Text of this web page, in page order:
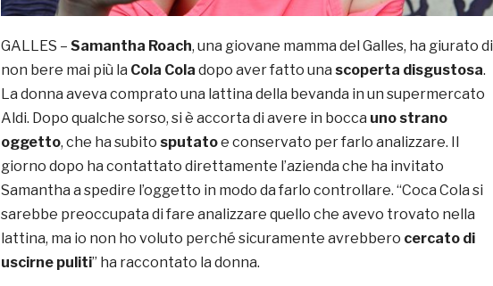
GALLES – Samantha Roach, una giovane mamma del Galles, ha giurato di
non bere mai più la Cola Cola dopo aver fatto una scoperta disgustosa.
La donna aveva comprato una lattina della bevanda in un supermercato
Aldi. Dopo qualche sorso, si è accorta di avere in bocca uno strano
oggetto, che ha subito sputatoe conservato per farlo analizzare. Il
giorno dopo ha contattato direttamente l’azienda che ha invitato
Samantha a spedire l’oggetto in modo da farlo controllare. “Coca Cola si
sarebbe preoccupata di fare analizzare quello che avevo trovato nella
lattina, ma io non ho voluto perché sicuramente avrebbero cercato di
uscirne puliti” ha raccontato la donna.